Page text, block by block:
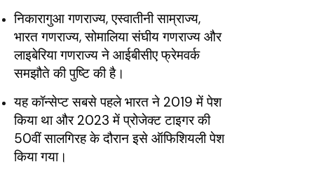
निकारागुआ गणराज्य, एस्वातीनी साम्राज्य,
भारत गणराज्य, सोमालिया संघीय गणराज्य और
लाइबेरिया गणराज्य ने आईबीसीए फ्रेमवर्क
समझौते की पुष्टि की है।
यह कॉन्सेप्ट सबसे पहले भारत ने 2019 में पेश
किया था और 2023 में प्रोजेक्ट टाइगर की
50वीं सालगिरह के दौरान इसे ऑफिशियली पेश
किया गया।